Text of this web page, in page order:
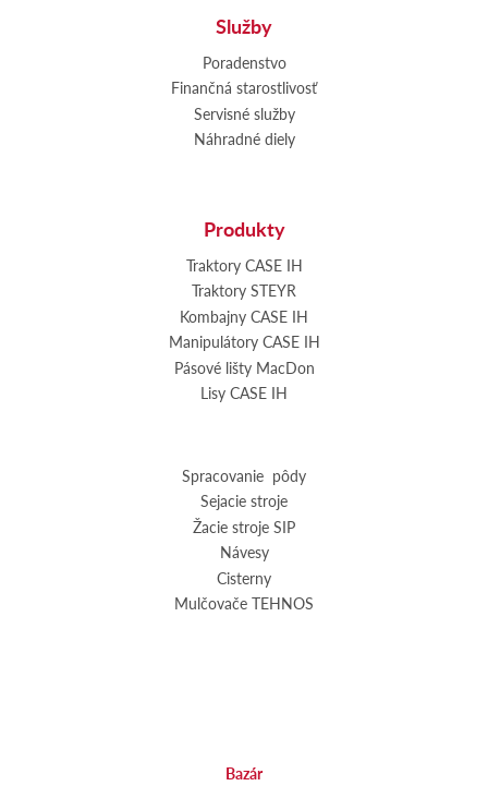
Služby
Poradenstvo
Finančná starostlivosť
Servisné služby
Náhradné diely
Produkty
Traktory CASE IH
Traktory STEYR
Kombajny CASE IH
Manipulátory CASE IH
Pásové lišty MacDon
Lisy CASE IH
Spracovanie pôdy
Sejacie stroje
Žacie stroje SIP
Návesy
Cisterny
Mulčovače TEHNOS
Bazár